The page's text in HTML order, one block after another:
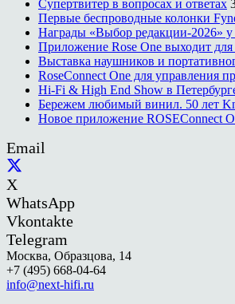
Супертвитер в вопросах и ответах
Первые беспроводные колонки
Награды «Выбор редакции-2026»
Приложение Rose One выходит
Выставка наушников и
RoseConnect One для управления
Hi-Fi & High End Show в
Бережем любимый винил. 50 лет
Новое приложение ROSEConnect
Email
X
WhatsApp
Vkontakte
Telegram
Москва, Образцова, 14
+7 (495) 668-04-64
info@next-hifi.ru